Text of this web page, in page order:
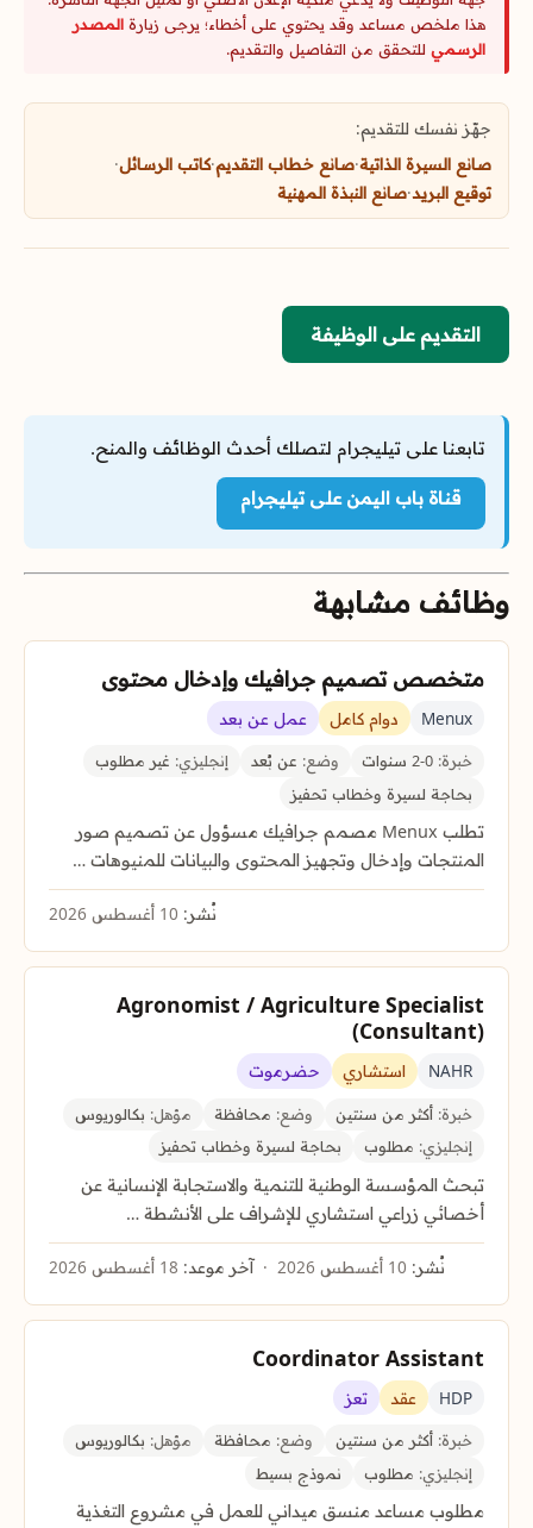
هذا ملخص مساعد وقد يحتوي على أخطاء؛ يرجى زيارة المصدر
الرسمي للتحقق من التفاصيل والتقديم.
جهّز نفسك للتقديم:
صانع السيرة الذاتية·صانع خطاب التقديم·كاتب الرسائل·
توقيع البريد·صانع النبذة المهنية
التقديم على الوظيفة
تابعنا على تيليجرام لتصلك أحدث الوظائف والمنح.
قناة باب اليمن على تيليجرام
وظائف مشابهة
متخصص تصميم جرافيك وإدخال محتوى
Menux دوام كامل عمل عن بعد
خبرة: وضع: عن بُعد إنجليزي: غير مطلوب
بحاجة لسيرة وخطاب تحفيز
تطلب Menux مصمم جرافيك مسؤول عن تصميم صور
المنتجات وإدخال وتجهيز المحتوى والبيانات للمنيوهات …
نُشر:
Agronomist / Agriculture Specialist
(Consultant)
NAHR استشاري حضرموت
خبرة: أكثر من سنتين وضع: محافظة مؤهل: بكالوريوس
إنجليزي: مطلوب بحاجة لسيرة وخطاب تحفيز
تبحث المؤسسة الوطنية للتنمية والاستجابة الإنسانية عن
أخصائي زراعي استشاري للإشراف على الأنشطة …
نُشر: آخر موعد:
Coordinator Assistant
HDP عقد تعز
خبرة: أكثر من سنتين وضع: محافظة مؤهل: بكالوريوس
إنجليزي: مطلوب نموذج بسيط
مطلوب مساعد منسق ميداني للعمل في مشروع التغذية